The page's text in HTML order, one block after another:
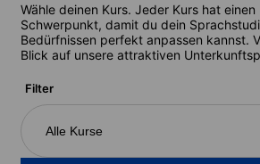
Wähle deinen Kurs. Jeder Kurs hat
Schwerpunkt, damit du dein
Bedürfnissen perfekt anpassen kannst.
Blick auf unsere attraktiven
Filter
Alle Kurse